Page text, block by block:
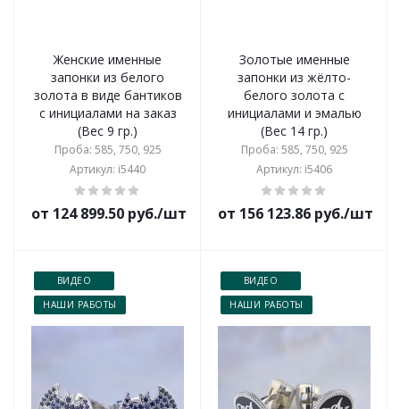
Женские именные
запонки из белого
золота в виде бантиков
с инициалами на заказ
(Вес 9 гр.)
Проба: 585, 750, 925
Артикул: i5440
от 124 899.50 руб./шт
Золотые именные
запонки из жёлто-
белого золота с
инициалами и эмалью
(Вес 14 гр.)
Проба: 585, 750, 925
Артикул: i5406
от 156 123.86 руб./шт
ВИДЕО
НАШИ РАБОТЫ
ВИДЕО
НАШИ РАБОТЫ